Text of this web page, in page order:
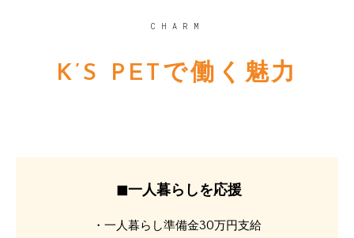
CHARM
K’S PETで働く魅力
◼︎一人暮らしを応援
・一人暮らし準備金30万円支給